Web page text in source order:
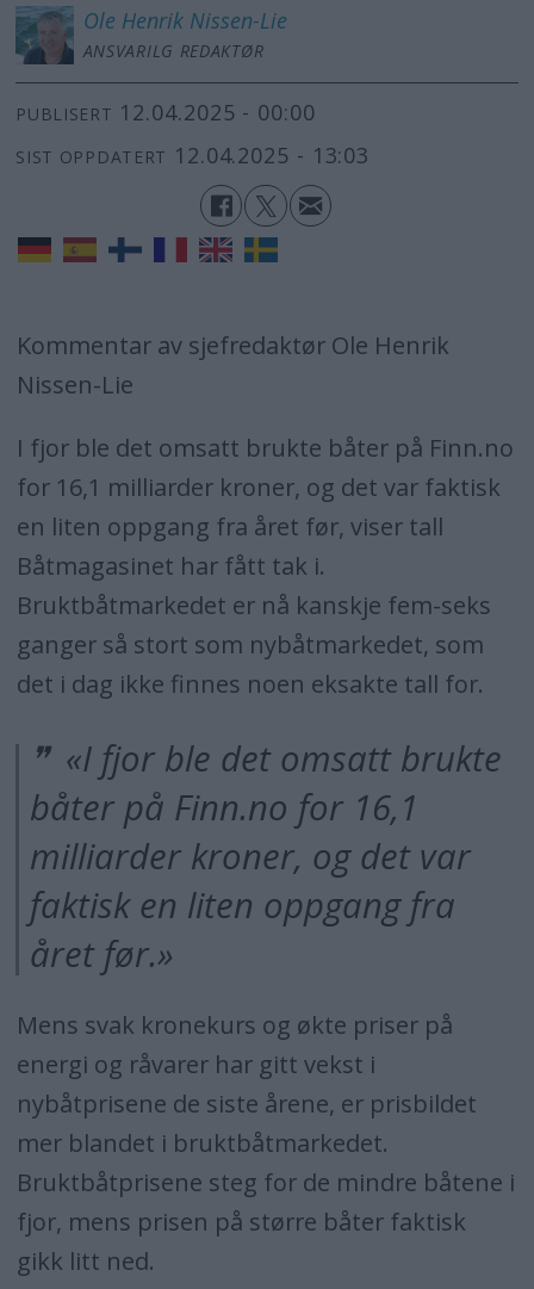
Ole Henrik Nissen-Lie
ANSVARILG REDAKTØR
PUBLISERT 12.04.2025 - 00:00
SIST OPPDATERT 12.04.2025 - 13:03
Kommentar av sjefredaktør Ole Henrik
Nissen-Lie
I fjor ble det omsatt brukte båter på Finn.no
for 16,1 milliarder kroner, og det var faktisk
en liten oppgang fra året før, viser tall
Båtmagasinet har fått tak i.
Bruktbåtmarkedet er nå kanskje fem-seks
ganger så stort som nybåtmarkedet, som
det i dag ikke finnes noen eksakte tall for.
«I fjor ble det omsatt brukte
båter på Finn.no for 16,1
milliarder kroner, og det var
faktisk en liten oppgang fra
året før.»
Mens svak kronekurs og økte priser på
energi og råvarer har gitt vekst i
nybåtprisene de siste årene, er prisbildet
mer blandet i bruktbåtmarkedet.
Bruktbåtprisene steg for de mindre båtene i
fjor, mens prisen på større båter faktisk
gikk litt ned.